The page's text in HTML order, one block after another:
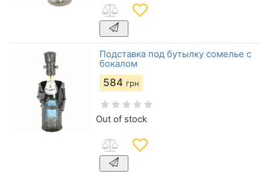
Подставка под бутылку сомелье с
бокалом
584 грн
Out of stock